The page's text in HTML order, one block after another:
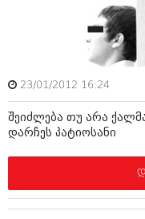
კულინარია
ავტორჩევები
ბელადები
ბიზნესსიახლეები
ბიზნესსიახლეები
თემიდას სასწორი
იუმორი
ჰოროსკოპი და
კრიმინალი
23/01/2012 16:24
შეიძლება თუ არა
დარჩეს პატიოსანი